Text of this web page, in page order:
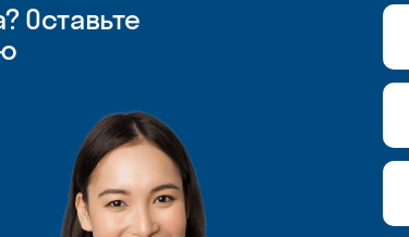
Оставьте